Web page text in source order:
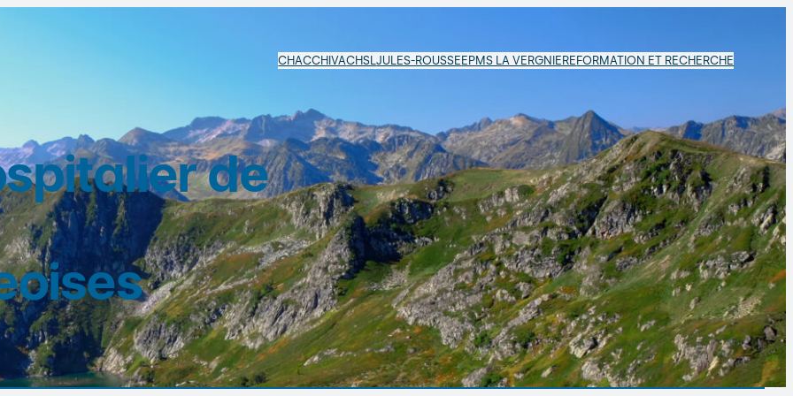
CHACCHIVACHSLJULES-ROUSSE EPMS LA VERGNIERE FORMATION ET RECHERCHE
de